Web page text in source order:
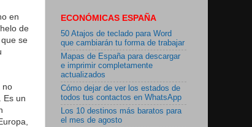
en
de
se
no
Es un
ECONÓMICAS ESPAÑA
50 Atajos de teclado para Word
que cambiarán tu forma de trabajar
Mapas de España para descargar
e imprimir completamente
actualizados
Cómo dejar de ver los estados de
todos tus contactos en WhatsApp
Los 10 destinos más baratos para
el mes de agosto